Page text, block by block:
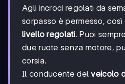
Agli incroci regolati da
sorpasso è permesso, così
livello regolati. Puoi
due ruote senza motore,
corsia.
Il conducente delveicolo